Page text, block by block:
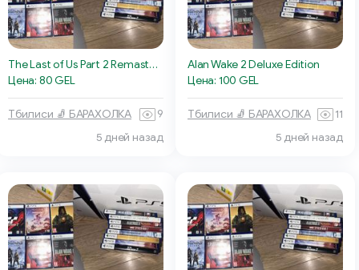
The Last of Us Part 2 Remastered
Цена: 80 GEL
Тбилиси 🧦 БАРАХОЛКА
9
5 дней назад
Alan Wake 2 Deluxe Edition
Цена: 100 GEL
Тбилиси 🧦 БАРАХОЛКА
11
5 дней назад